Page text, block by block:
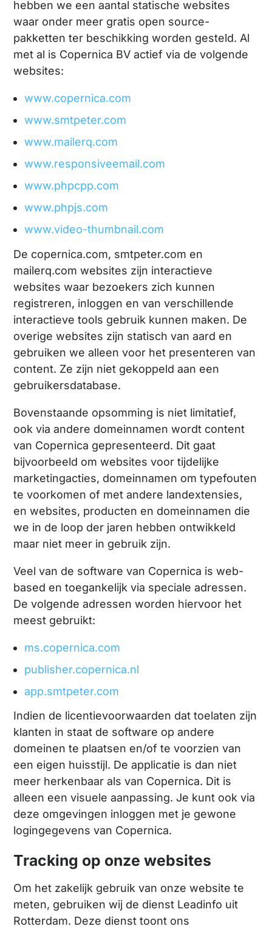
hebben we een aantal statische websites
waar onder meer gratis open source-
pakketten ter beschikking worden gesteld. Al
met al is Copernica BV actief via de volgende
websites:
www.copernica.com
www.smtpeter.com
www.mailerq.com
www.responsiveemail.com
www.phpcpp.com
www.phpjs.com
www.video-thumbnail.com
De copernica.com, smtpeter.com en
mailerq.com websites zijn interactieve
websites waar bezoekers zich kunnen
registreren, inloggen en van verschillende
interactieve tools gebruik kunnen maken. De
overige websites zijn statisch van aard en
gebruiken we alleen voor het presenteren van
content. Ze zijn niet gekoppeld aan een
gebruikersdatabase.
Bovenstaande opsomming is niet limitatief,
ook via andere domeinnamen wordt content
van Copernica gepresenteerd. Dit gaat
bijvoorbeeld om websites voor tijdelijke
marketingacties, domeinnamen om typefouten
te voorkomen of met andere landextensies,
en websites, producten en domeinnamen die
we in de loop der jaren hebben ontwikkeld
maar niet meer in gebruik zijn.
Veel van de software van Copernica is web-
based en toegankelijk via speciale adressen.
De volgende adressen worden hiervoor het
meest gebruikt:
ms.copernica.com
publisher.copernica.nl
app.smtpeter.com
Indien de licentievoorwaarden dat toelaten zijn
klanten in staat de software op andere
domeinen te plaatsen en/of te voorzien van
een eigen huisstijl. De applicatie is dan niet
meer herkenbaar als van Copernica. Dit is
alleen een visuele aanpassing. Je kunt ook via
deze omgevingen inloggen met je gewone
logingegevens van Copernica.
Tracking op onze websites
Om het zakelijk gebruik van onze website te
meten, gebruiken wij de dienst Leadinfo uit
Rotterdam. Deze dienst toont ons